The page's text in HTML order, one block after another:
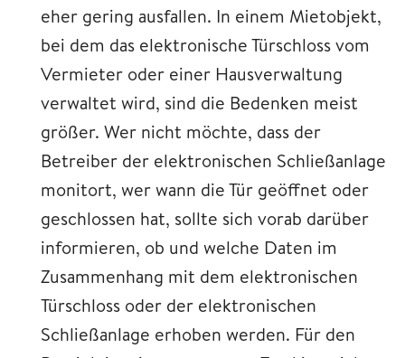
eher gering ausfallen. In einem Mietobjekt,
bei dem das elektronische Türschloss vom
Vermieter oder einer Hausverwaltung
verwaltet wird, sind die Bedenken meist
größer. Wer nicht möchte, dass der
Betreiber der elektronischen Schließanlage
monitort, wer wann die Tür geöffnet oder
geschlossen hat, sollte sich vorab darüber
informieren, ob und welche Daten im
Zusammenhang mit dem elektronischen
Türschloss oder der elektronischen
Schließanlage erhoben werden. Für den